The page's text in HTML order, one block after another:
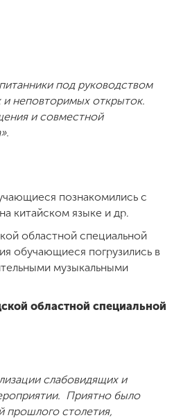
под руководством
и неповторимых открыток.
и совместной
познакомились с
китайском языке и др.
областной специальной
обучающиеся погрузились в
музыкальными
областной специальной
слабовидящих и
Приятно было
прошлого столетия,